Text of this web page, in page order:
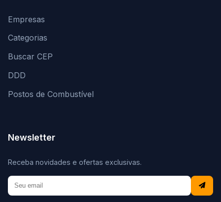
Empresas
Categorias
Buscar CEP
DDD
Postos de Combustível
Newsletter
Receba novidades e ofertas exclusivas.